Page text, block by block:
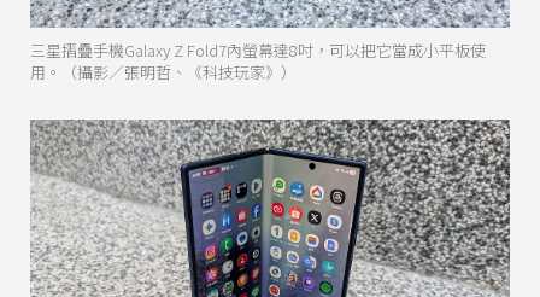
三星摺疊手機Galaxy Z Fold7內螢幕達8吋，可以把它當成小平板使
用。（攝影／張明哲、《科技玩家》）